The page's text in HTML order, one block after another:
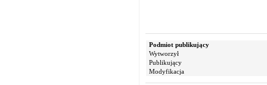
Podmiot publikujący
Wytworzył
Publikujący
Modyfikacja